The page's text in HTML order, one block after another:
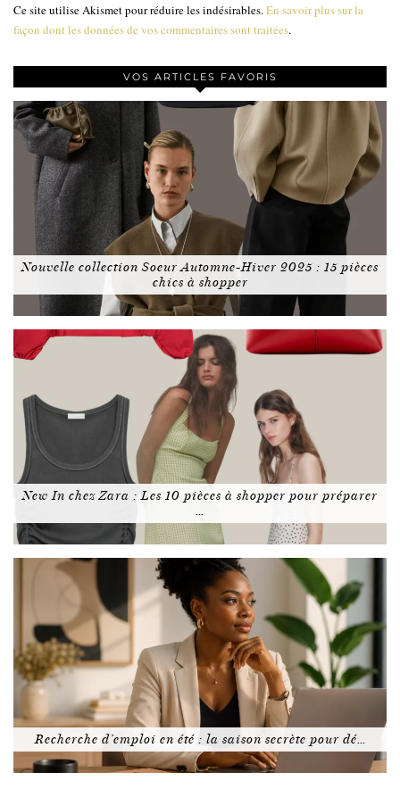
Ce site utilise Akismet pour réduire les indésirables. En savoir plus sur la
façon dont les données de vos commentaires sont traitées.
VOS ARTICLES FAVORIS
Nouvelle collection Soeur Automne-Hiver 2025 : 15 pièces
chics à shopper
New In chez Zara : Les 10 pièces à shopper pour préparer
…
Recherche d’emploi en été : la saison secrète pour dé…